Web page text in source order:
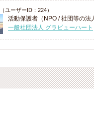
ユーザーID：224）
活動保護者（NPO / 社団等の法
一般社団法人 グラビューハート